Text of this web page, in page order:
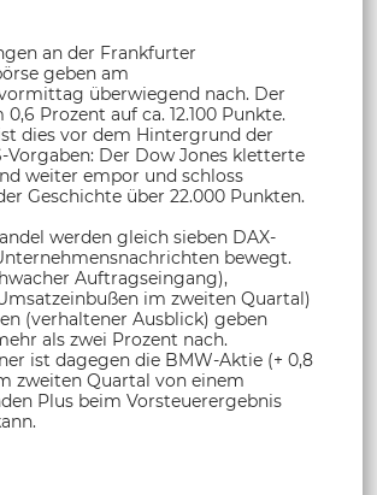
an der Frankfurter
geben am
überwiegend nach. Der
Prozent auf ca. 12.100 Punkte.
dies vor dem Hintergrund der
Vorgaben: Der Dow Jones kletterte
weiter empor und schloss
Geschichte über 22.000 Punkten.
werden gleich sieben DAX-
bewegt.
Auftragseingang),
im zweiten Quartal)
(verhaltener Ausblick) geben
als zwei Prozent nach.
ist dagegen die BMW-Aktie (+ 0,8
zweiten Quartal von einem
Plus beim Vorsteuerergebnis